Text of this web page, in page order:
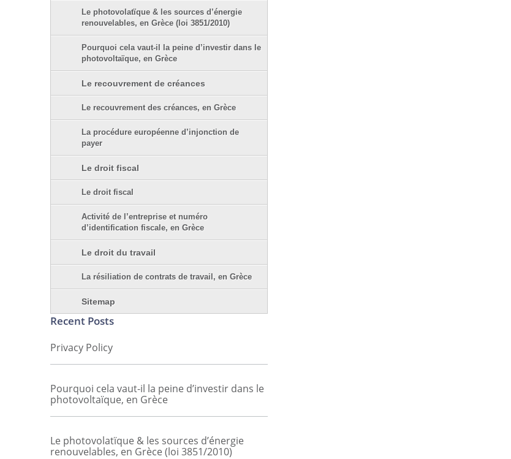
Le photovolatïque & les sources d’énergie
renouvelables, en Grèce (loi 3851/2010)
Pourquoi cela vaut-il la peine d’investir dans le
photovoltaïque, en Grèce
Le recouvrement de créances
Le recouvrement des créances, en Grèce
La procédure européenne d’injonction de
payer
Le droit fiscal
Le droit fiscal
Activité de l’entreprise et numéro
d’identification fiscale, en Grèce
Le droit du travail
La résiliation de contrats de travail, en Grèce
Sitemap
Recent Posts
Privacy Policy
Pourquoi cela vaut-il la peine d’investir dans le
photovoltaïque, en Grèce
Le photovolatïque & les sources d’énergie
renouvelables, en Grèce (loi 3851/2010)